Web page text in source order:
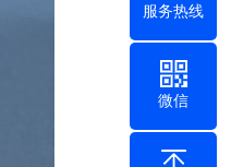
服务热线
微信